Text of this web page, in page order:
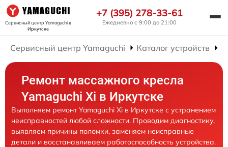
Сервисный центр Yamaguchiв
Иркутске
+7 (395) 278-33-61
Ежедневно с 9:00 до 21:00
Сервисный центр Yamaguchi Каталог устройств
Ремонт массажного кресла
Yamaguchi Xi в Иркутске
Выполняем ремонт Yamaguchi Xi в Иркутске с устранением
неисправностей любой сложности. Проводим диагностику,
выявляем причины поломки, заменяем неисправные
детали и восстанавливаем работоспособность устройства.